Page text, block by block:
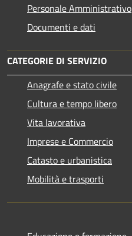
Personale Amministrativo
Documenti e dati
CATEGORIE DI SERVIZIO
Anagrafe e stato civile
Cultura e tempo libero
Vita lavorativa
Imprese e Commercio
Catasto e urbanistica
Mobilità e trasporti